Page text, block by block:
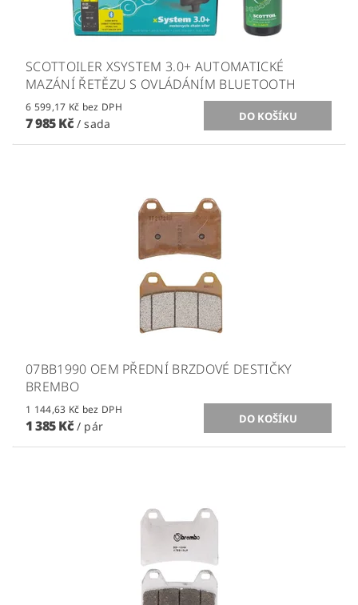
SCOTTOILER XSYSTEM 3.0+ AUTOMATICKÉ
MAZÁNÍ ŘETĚZU S OVLÁDÁNÍM BLUETOOTH
6 599,17 Kč bez DPH
7 985 Kč / sada
07BB1990 OEM PŘEDNÍ BRZDOVÉ DESTIČKY
BREMBO
1 144,63 Kč bez DPH
1 385 Kč / pár